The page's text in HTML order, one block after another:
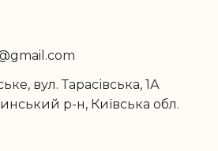
вул. Тарасівська, 1А
р-н, Київська обл.